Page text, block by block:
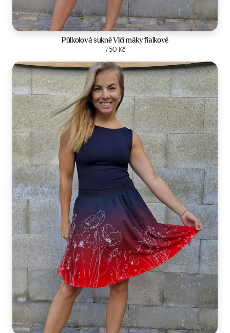
Velikost:34-42
Půlkolová sukně Vlčí máky fialkové
750 Kč
Zobrazit produkt
Velikost: 34-42